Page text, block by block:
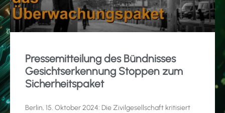
Pressemitteilung des Bündnisses
Gesichtserkennung Stoppen zum
Sicherheitspaket
Berlin, 15. Oktober 2024: Die Zivilgesellschaft kritisiert